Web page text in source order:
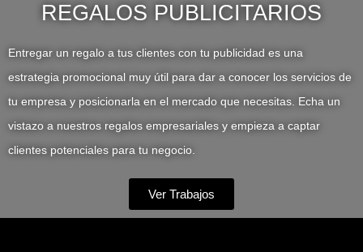
REGALOS PUBLICITARIOS
Entregar un regalo a tus clientes con tu publicidad es una
estrategia promocional muy útil para dar a conocer los servicios de
tu empresa y posicionarla en el mercado que necesitas. Echa un
vistazo a nuestros regalos empresariales y empieza a captar
clientes potenciales para tu negocio.
Ver Trabajos